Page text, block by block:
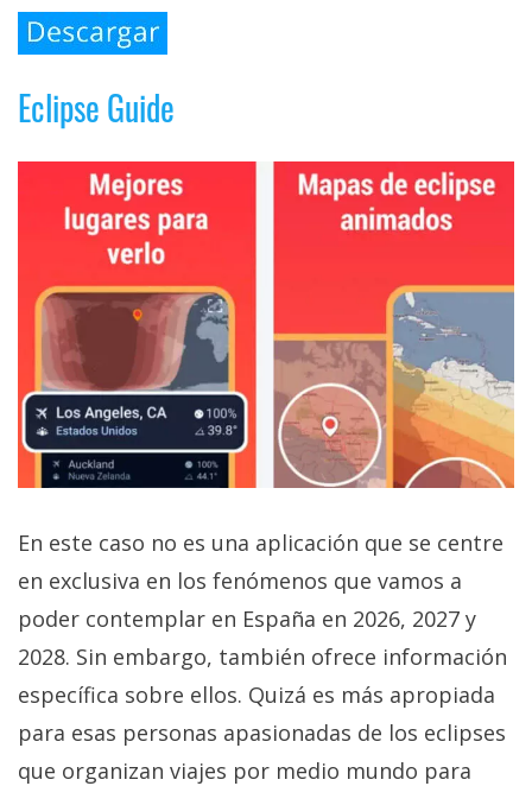
Eclipse Guide
En este caso no es una aplicación que se centre
en exclusiva en los fenómenos que vamos a
poder contemplar en España en 2026, 2027 y
2028. Sin embargo, también ofrece información
específica sobre ellos. Quizá es más apropiada
para esas personas apasionadas de los eclipses
que organizan viajes por medio mundo para